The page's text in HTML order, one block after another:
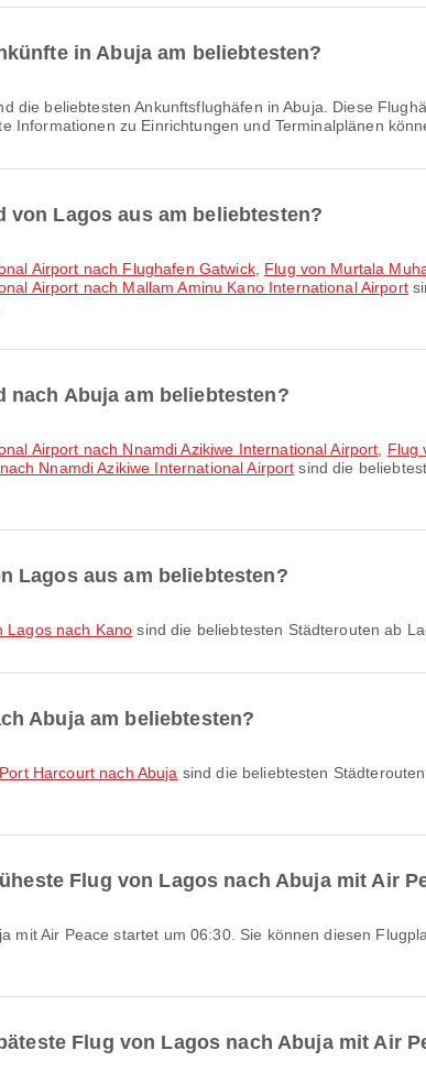
in Abuja am beliebtesten?
die beliebtesten Ankunftsflughäfen in Abuja. Diese
Informationen zu Einrichtungen und Terminalplänen
von Lagos aus am beliebtesten?
Airport nach Flughafen Gatwick, Flug von Murtala
Airport nach Mallam Aminu Kano International Airport
nach Abuja am beliebtesten?
Airport nach Nnamdi Azikiwe International Airport Flug
Nnamdi Azikiwe International Airport sind die
Lagos aus am beliebtesten?
Lagos nach Kano sind die beliebtesten Städterouten ab
Abuja am beliebtesten?
Harcourt nach Abuja sind die beliebtesten
Flug von Lagos nach Abuja mit Air
Flug von Lagos nach Abuja mit Air